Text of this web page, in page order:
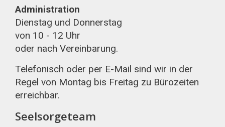
Administration
Dienstag und Donnerstag
von 10 - 12 Uhr
oder nach Vereinbarung.
Telefonisch oder per E-Mail sind wir in der
Regel von Montag bis Freitag zu Bürozeiten
erreichbar.
Seelsorgeteam